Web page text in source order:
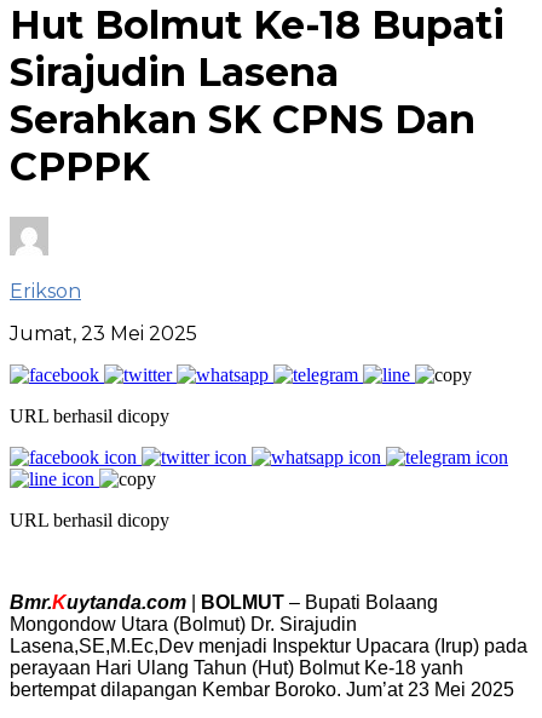
Hut Bolmut Ke-18 Bupati
Sirajudin Lasena
Serahkan SK CPNS Dan
CPPPK
Erikson
Jumat, 23 Mei 2025
URL berhasil dicopy
URL berhasil dicopy
Bmr.Kuytanda.com BOLMUT – Bupati Bolaang
Mongondow Utara (Bolmut) Dr. Sirajudin
Lasena,SE,M.Ec,Dev menjadi Inspektur Upacara (Irup) pada
perayaan Hari Ulang Tahun (Hut) Bolmut Ke-18 yanh
bertempat dilapangan Kembar Boroko. Jum’at 23 Mei 2025